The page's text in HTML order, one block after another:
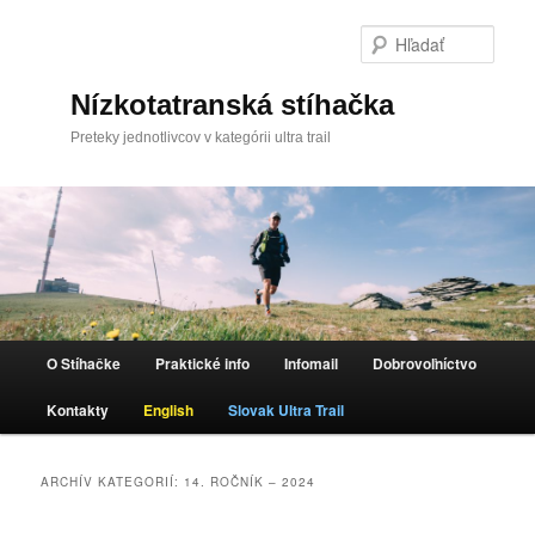
Nízkotatranská stíhačka
Preteky jednotlivcov v kategórii ultra trail
Hlavné menu
Preskočiť na primárny obsah
Preskočiť na sekundárny obsah
O Stíhačke Praktické info Infomail Dobrovoľníctvo
Kontakty English Slovak Ultra Trail
ARCHÍV KATEGORIÍ: 14. ROČNÍK – 2024